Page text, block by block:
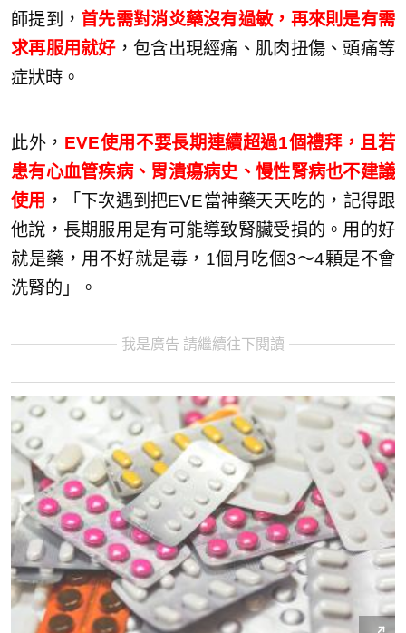
師提到， 首先需對消炎藥沒有過敏，再來則是有需
求再服用就好，包含出現經痛、肌肉扭傷、頭痛等
症狀時。
此外， EVE使用不要長期連續超過1個禮拜，且若
患有心血管疾病、胃潰瘍病史、慢性腎病也不建議
使用 ，「下次遇到把EVE當神藥天天吃的，記得跟
他說，長期服用是有可能導致腎臟受損的。用的好
就是藥，用不好就是毒，1個月吃個3～4顆是不會
洗腎的」。
我是廣告 請繼續往下閱讀